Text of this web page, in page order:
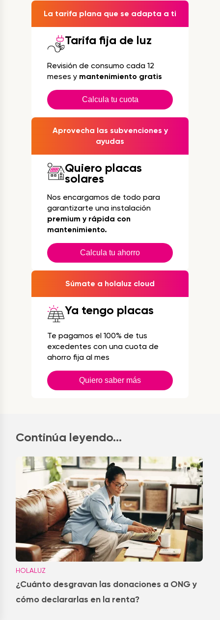
La tarifa plana que se adapta a ti
Tarifa fija de luz
Revisión de consumo cada 12
meses y mantenimiento gratis
Calcula tu cuota
Aprovecha las subvenciones y
ayudas
Quiero placas
solares
Nos encargamos de todo para
garantizarte una instalación
premium y rápida con
mantenimiento.
Calcula tu ahorro
Súmate a holaluz cloud
Ya tengo placas
Te pagamos el 100% de tus
excedentes con una cuota de
ahorro fija al mes
Quiero saber más
Continúa leyendo...
HOLALUZ
¿Cuánto desgravan las donaciones a ONG y
cómo declararlas en la renta?